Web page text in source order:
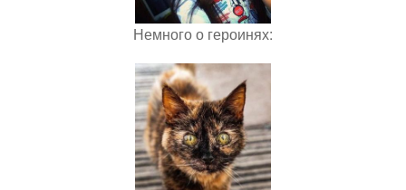
Немного о героинях: